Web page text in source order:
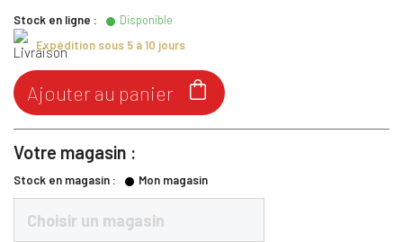
Stock en ligne :
Disponible
Expédition sous 5 à 10 jours

Ajouter au panier
Votre magasin :
Stock en magasin : Mon magasin
Choisir un magasin